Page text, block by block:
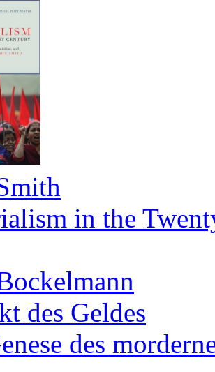
in the
des Geldes
des